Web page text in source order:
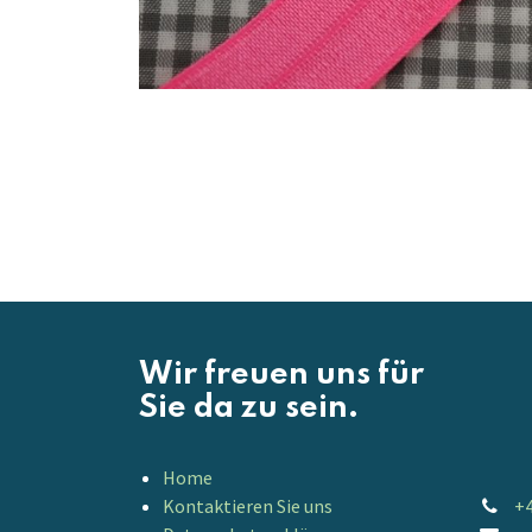
Wir freuen uns für
Sie da zu sein.
Home
Kontaktieren Sie uns